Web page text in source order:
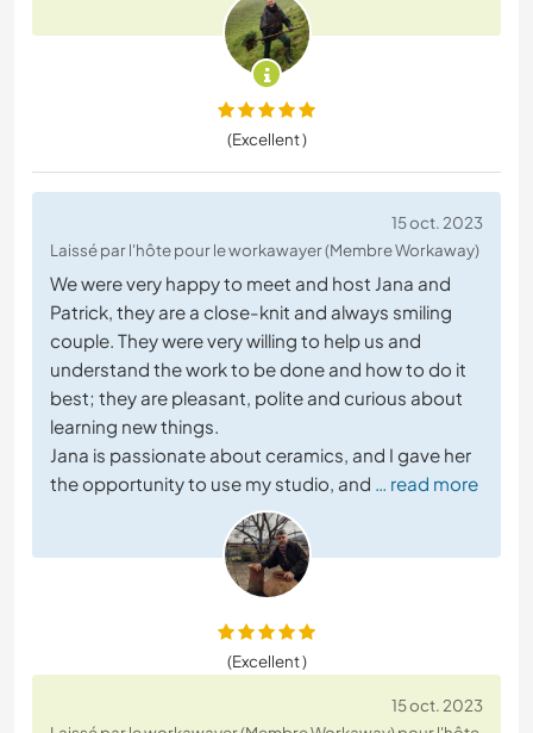
(Excellent )
15 oct. 2023
Laissé par l'hôte pour le workawayer (Membre Workaway)
We were very happy to meet and host Jana and
Patrick, they are a close-knit and always smiling
couple. They were very willing to help us and
understand the work to be done and how to do it
best; they are pleasant, polite and curious about
learning new things.
Jana is passionate about ceramics, and I gave her
the opportunity to use my studio, and … read more
(Excellent )
15 oct. 2023